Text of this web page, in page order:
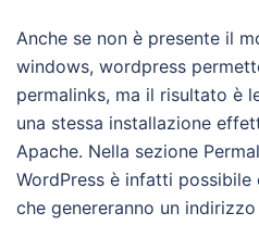
Anche se non è presente il
windows, wordpress
permalinks, ma il risultato è
una stessa installazione
Apache. Nella sezione
WordPress è infatti
che genereranno un